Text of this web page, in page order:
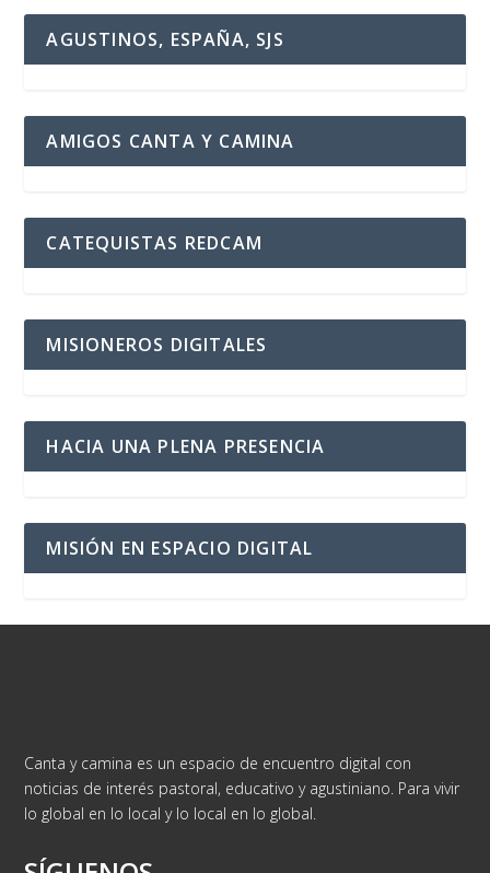
AGUSTINOS, ESPAÑA, SJS
AMIGOS CANTA Y CAMINA
CATEQUISTAS REDCAM
MISIONEROS DIGITALES
HACIA UNA PLENA PRESENCIA
MISIÓN EN ESPACIO DIGITAL
Canta y camina es un espacio de encuentro digital con
noticias de interés pastoral, educativo y agustiniano. Para vivir
lo global en lo local y lo local en lo global.